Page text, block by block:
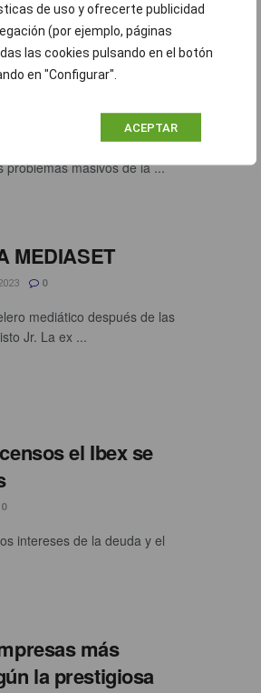
de uso y ofrecerte publicidad
(por ejemplo, páginas
las cookies pulsando en el botón
en "Configurar".
ACEPTAR
que viven las
cuidadores
'Estamos Conectados',
problemas masivos de la ...
MEDIASET
0
mediático después de las
Jr. La ex ...
el Ibex se
0
intereses de la deuda y el
más
la prestigiosa